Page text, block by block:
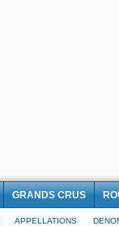
GRANDS CRUS
APPELLATIONS